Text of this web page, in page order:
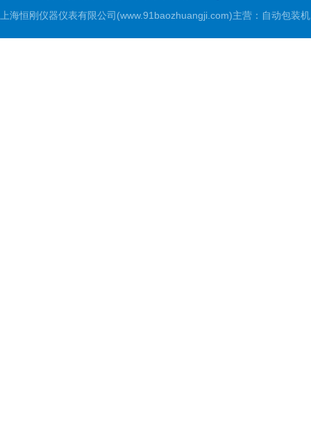
上海恒刚仪器仪表有限公司(www.91baozhuangji.com)主营：自动包